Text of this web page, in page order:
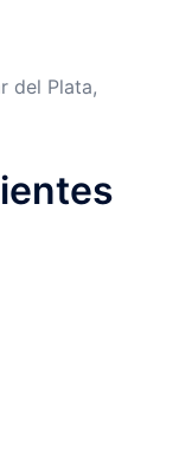
del Plata,